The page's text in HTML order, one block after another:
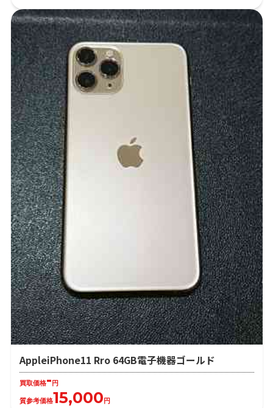
AppleiPhone11 Rro 64GB電子機器ゴールド
買取価格- 円
質参考価格15,000 円